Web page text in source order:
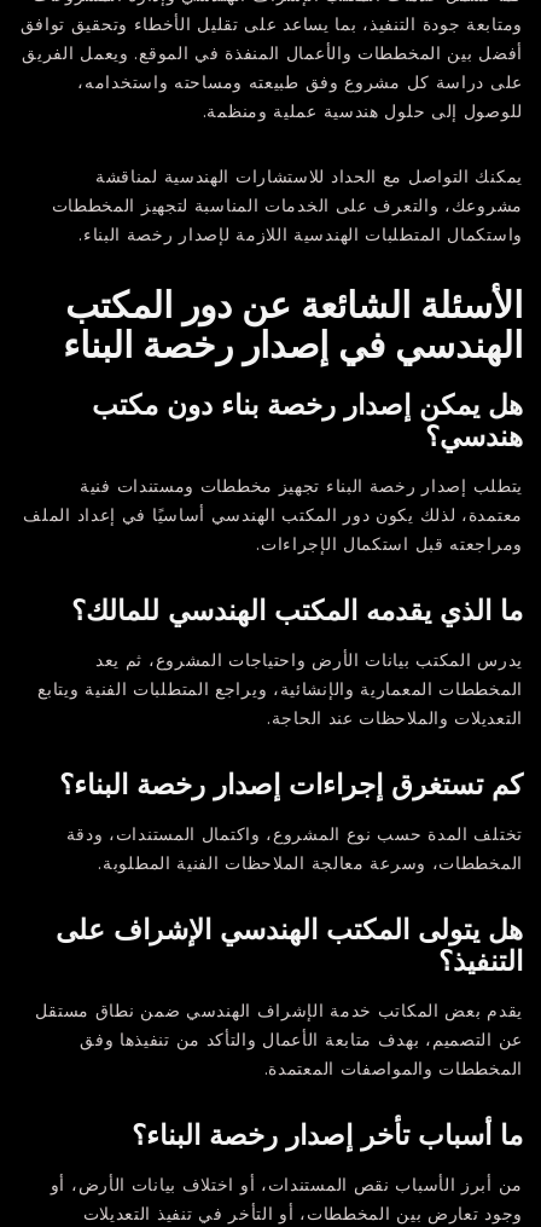
ومتابعة جودة التنفيذ، بما يساعد على تقليل الأخطاء وتحقيق توافق
أفضل بين المخططات والأعمال المنفذة في الموقع. ويعمل الفريق
على دراسة كل مشروع وفق طبيعته ومساحته واستخدامه،
للوصول إلى حلول هندسية عملية ومنظمة.
يمكنك التواصل مع الحداد للاستشارات الهندسية لمناقشة
مشروعك، والتعرف على الخدمات المناسبة لتجهيز المخططات
واستكمال المتطلبات الهندسية اللازمة لإصدار رخصة البناء.
الأسئلة الشائعة عن دور المكتب
الهندسي في إصدار رخصة البناء
هل يمكن إصدار رخصة بناء دون مكتب
هندسي؟
يتطلب إصدار رخصة البناء تجهيز مخططات ومستندات فنية
معتمدة، لذلك يكون دور المكتب الهندسي أساسيًا في إعداد الملف
ومراجعته قبل استكمال الإجراءات.
ما الذي يقدمه المكتب الهندسي للمالك؟
يدرس المكتب بيانات الأرض واحتياجات المشروع، ثم يعد
المخططات المعمارية والإنشائية، ويراجع المتطلبات الفنية ويتابع
التعديلات والملاحظات عند الحاجة.
كم تستغرق إجراءات إصدار رخصة البناء؟
تختلف المدة حسب نوع المشروع، واكتمال المستندات، ودقة
المخططات، وسرعة معالجة الملاحظات الفنية المطلوبة.
هل يتولى المكتب الهندسي الإشراف على
التنفيذ؟
يقدم بعض المكاتب خدمة الإشراف الهندسي ضمن نطاق مستقل
عن التصميم، بهدف متابعة الأعمال والتأكد من تنفيذها وفق
المخططات والمواصفات المعتمدة.
ما أسباب تأخر إصدار رخصة البناء؟
من أبرز الأسباب نقص المستندات، أو اختلاف بيانات الأرض، أو
وجود تعارض بين المخططات، أو التأخر في تنفيذ التعديلات